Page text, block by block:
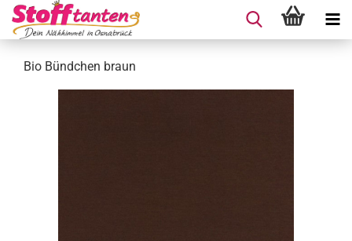
Bio Bündchen braun